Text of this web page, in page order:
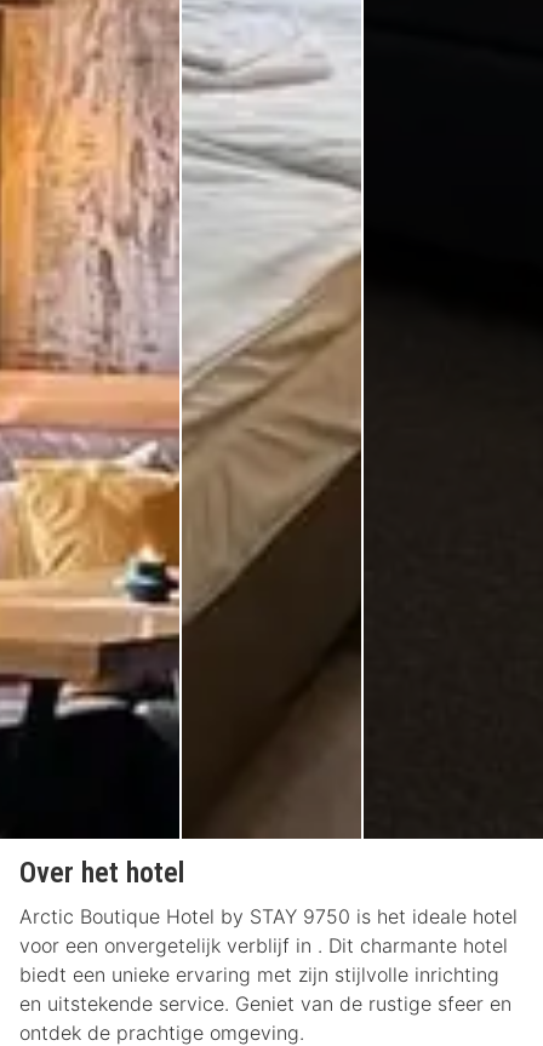
Over het hotel
Arctic Boutique Hotel by STAY 9750 is het ideale hotel
voor een onvergetelijk verblijf in . Dit charmante hotel
biedt een unieke ervaring met zijn stijlvolle inrichting
en uitstekende service. Geniet van de rustige sfeer en
ontdek de prachtige omgeving.